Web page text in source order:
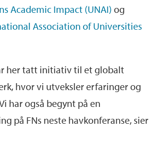
Academic Impact (UNAI)og
Association of Universities
her tatt initiativ til et globalt
hvor vi utveksler erfaringer og
har også begynt på en
på FNs neste havkonferanse, sier